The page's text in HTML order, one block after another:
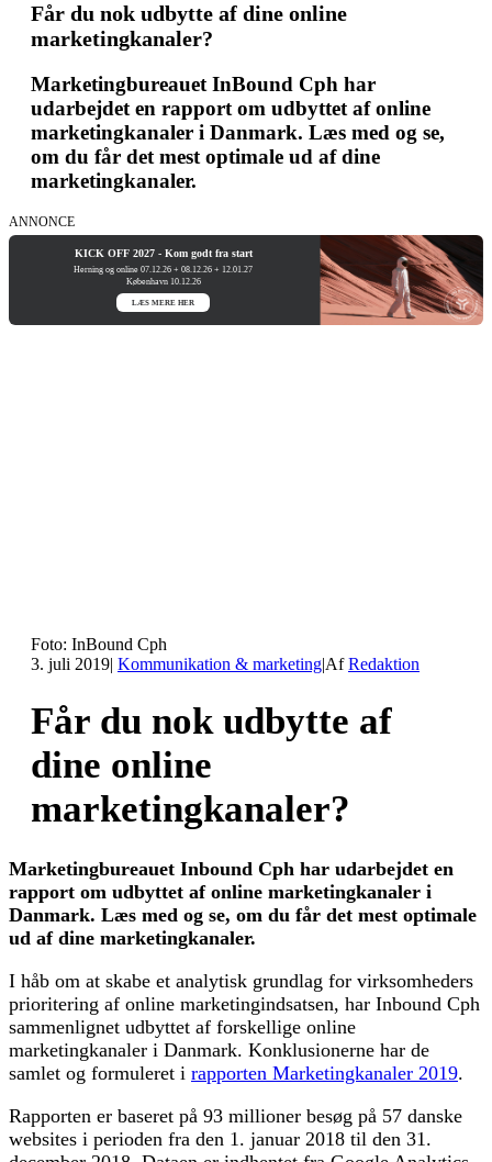
Får du nok udbytte af dine online
marketingkanaler?
Marketingbureauet InBound Cph har
udarbejdet en rapport om udbyttet af online
marketingkanaler i Danmark. Læs med og se,
om du får det mest optimale ud af dine
marketingkanaler.
ANNONCE
KICK OFF 2027 - Kom godt fra start
Herning og online 07.12.26 + 08.12.26 + 12.01.27
København 10.12.26
LÆS MERE HER
Foto: InBound Cph
3. juli 2019| Kommunikation & marketing|AfRedaktion
Får du nok udbytte af
dine online
marketingkanaler?
Marketingbureauet Inbound Cph har udarbejdet en
rapport om udbyttet af online marketingkanaler i
Danmark. Læs med og se, om du får det mest optimale
ud af dine marketingkanaler.
I håb om at skabe et analytisk grundlag for virksomheders
prioritering af online marketingindsatsen, har Inbound Cph
sammenlignet udbyttet af forskellige online
marketingkanaler i Danmark. Konklusionerne har de
samlet og formuleret i rapporten Marketingkanaler 2019.
Rapporten er baseret på 93 millioner besøg på 57 danske
websites i perioden fra den 1. januar 2018 til den 31.